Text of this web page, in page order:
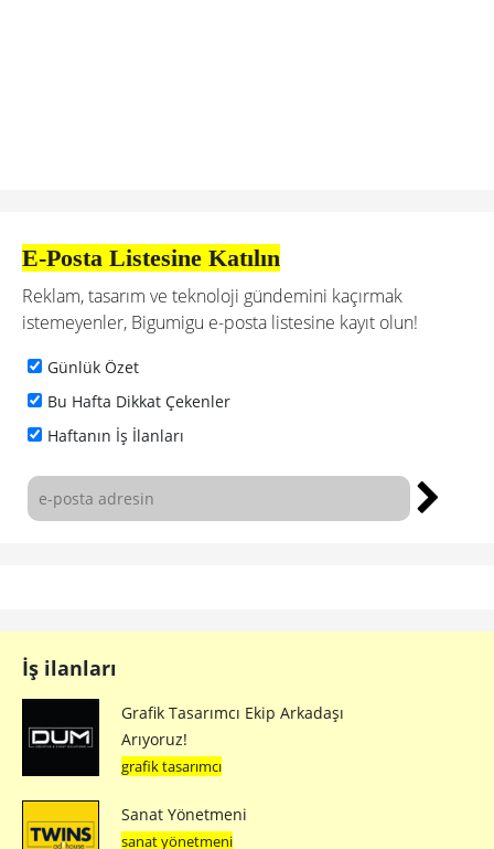
E-Posta Listesine Katılın
Reklam, tasarım ve teknoloji gündemini kaçırmak
istemeyenler, Bigumigu e-posta listesine kayıt olun!
Günlük Özet
Bu Hafta Dikkat Çekenler
Haftanın İş İlanları
İş ilanları
Grafik Tasarımcı Ekip Arkadaşı
Arıyoruz!
grafik tasarımcı
Sanat Yönetmeni
sanat yönetmeni